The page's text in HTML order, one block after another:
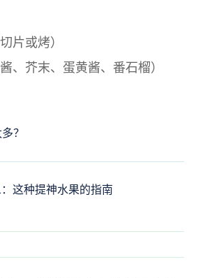
片或烤）
、芥末、蛋黄酱、番石榴）
？
这种提神水果的指南